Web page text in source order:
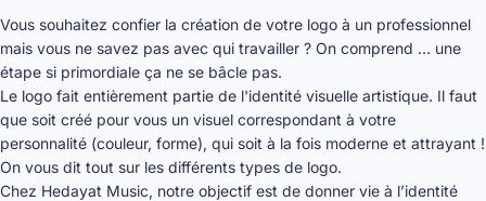
Vous souhaitez confier la création de votre logo à un professionnel
mais vous ne savez pas avec qui travailler ? On comprend … une
étape si primordiale ça ne se bâcle pas.
Le logo fait entièrement partie de l'identité visuelle artistique. Il faut
que soit créé pour vous un visuel correspondant à votre
personnalité (couleur, forme), qui soit à la fois moderne et attrayant !
On vous dit tout sur les différents types de logo.
Chez Hedayat Music, notre objectif est de donner vie à l’identité